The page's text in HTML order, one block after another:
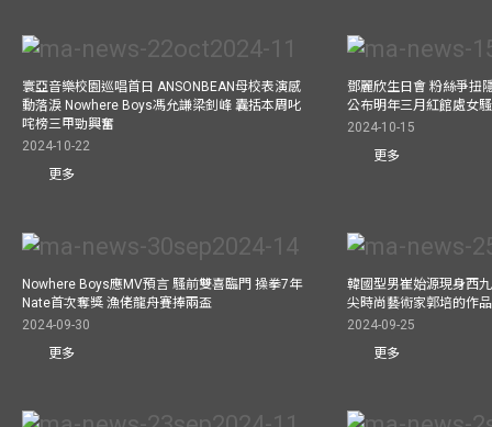
寰亞音樂校園巡唱首日 ANSONBEAN母校表演感
動落淚 Nowhere Boys馮允謙梁釗峰 囊括本周叱
咤榜三甲勁興奮
2024-10-22
更多
鄧麗欣生日會 粉絲爭扭
公布明年三月紅館處女
2024-10-15
更多
Nowhere Boys應MV預言 騷前雙喜臨門 操拳7年
Nate首次奪獎 漁佬龍舟賽捧兩盃
2024-09-30
更多
韓國型男崔始源現身西
尖時尚藝術家郭培的作
2024-09-25
更多